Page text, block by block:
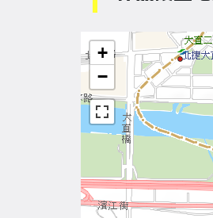
+
−